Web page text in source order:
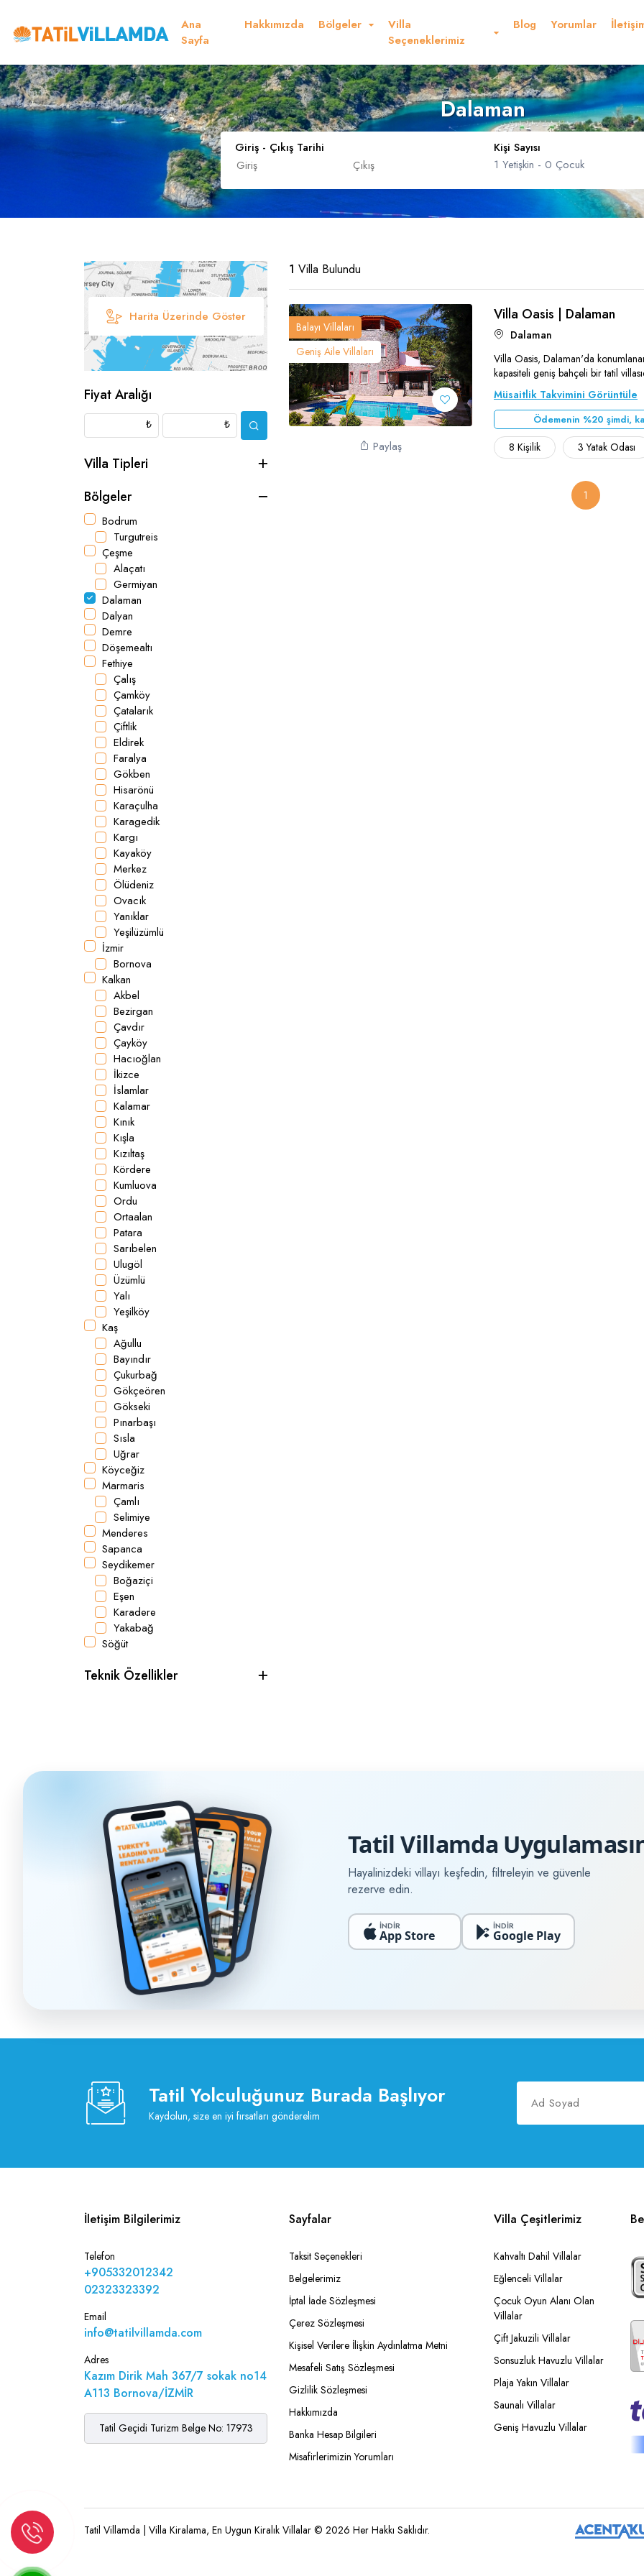
Ana
Sayfa
Hakkımızda Bölgeler
Villa
Seçeneklerimiz
Blog Yorumlar
Dalaman
Giriş - Çıkış Tarihi
Kişi Sayısı
1 Yetişkin - 0 Çocuk
Çocuk
Harita Üzerinde Göster
Fiyat Aralığı
₺ ₺
Villa Tipleri
Bölgeler
Bodrum
Turgutreis
Çeşme
Alaçatı
Germiyan
Dalaman
Dalyan
Demre
Döşemealtı
Fethiye
Çalış
Çamköy
Çatalarık
Çiftlik
Eldirek
Faralya
Gökben
Hisarönü
Karaçulha
Karagedik
Kargı
Kayaköy
Merkez
Ölüdeniz
Ovacık
Yanıklar
Yeşilüzümlü
İzmir
Bornova
Kalkan
Akbel
Bezirgan
Çavdır
Çayköy
Hacıoğlan
İkizce
İslamlar
Kalamar
Kınık
Kışla
Kızıltaş
Kördere
Kumluova
Ordu
Ortaalan
Patara
Sarıbelen
Ulugöl
Üzümlü
Yalı
Yeşilköy
Kaş
Ağullu
Bayındır
Çukurbağ
Gökçeören
Gökseki
Pınarbaşı
Sısla
Uğrar
Köyceğiz
Marmaris
Çamlı
Selimiye
Menderes
Sapanca
Seydikemer
Boğaziçi
Eşen
Karadere
Yakabağ
Söğüt
Teknik Özellikler
1 Villa Bulundu
Balayı Villaları
Geniş Aile Villaları
Paylaş
Teşekkür Ederiz
Villa Oasis | Dalaman
Dalaman
Villa Oasis, Dalaman'da
kapasiteli geniş bahçeli bir tatil
Müsaitlik Takvimini Görüntüle
Ödemenin %20 şimdi,
8 Kişilik 3 Yatak Odası
1
Tatil Villamda
Hayalinizdeki villayı keşfedin, filtreleyin ve güvenle
rezerve edin.
İNDİR
App Store
İNDİR
Google Play
Tatil Yolculuğunuz Burada Başlıyor
Kaydolun, size en iyi fırsatları gönderelim
İletişim Bilgilerimiz
Telefon
+905332012342
02323323392
Email
info@tatilvillamda.com
Adres
Kazım Dirik Mah 367/7 sokak no14
A113 Bornova/İZMİR
Tatil Geçidi Turizm Belge No: 17973
Sayfalar
Taksit Seçenekleri
Belgelerimiz
İptal İade Sözleşmesi
Çerez Sözleşmesi
Kişisel Verilere İlişkin Aydınlatma Metni
Mesafeli Satış Sözleşmesi
Gizlilik Sözleşmesi
Hakkımızda
Banka Hesap Bilgileri
Misafirlerimizin Yorumları
Villa Çeşitlerimiz
Kahvaltı Dahil Villalar
Eğlenceli Villalar
Çocuk Oyun Alanı Olan
Villalar
Çift Jakuzili Villalar
Sonsuzluk Havuzlu Villalar
Plaja Yakın Villalar
Saunalı Villalar
Geniş Havuzlu Villalar
Tatil Villamda | Villa Kiralama, En Uygun Kiralık Villalar © 2026 Her Hakkı Saklıdır.
Dil Seçiniz
Türkçe English French
Russian Spanish
Kur Seçiniz
Türk Lirası
- TL EUR- € USD- $ GBP- £
Favorilerim
Müsaitlik Takvimi
Müsaitlik Takvimi